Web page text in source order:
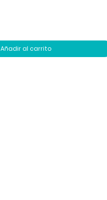
Añadir al carrito